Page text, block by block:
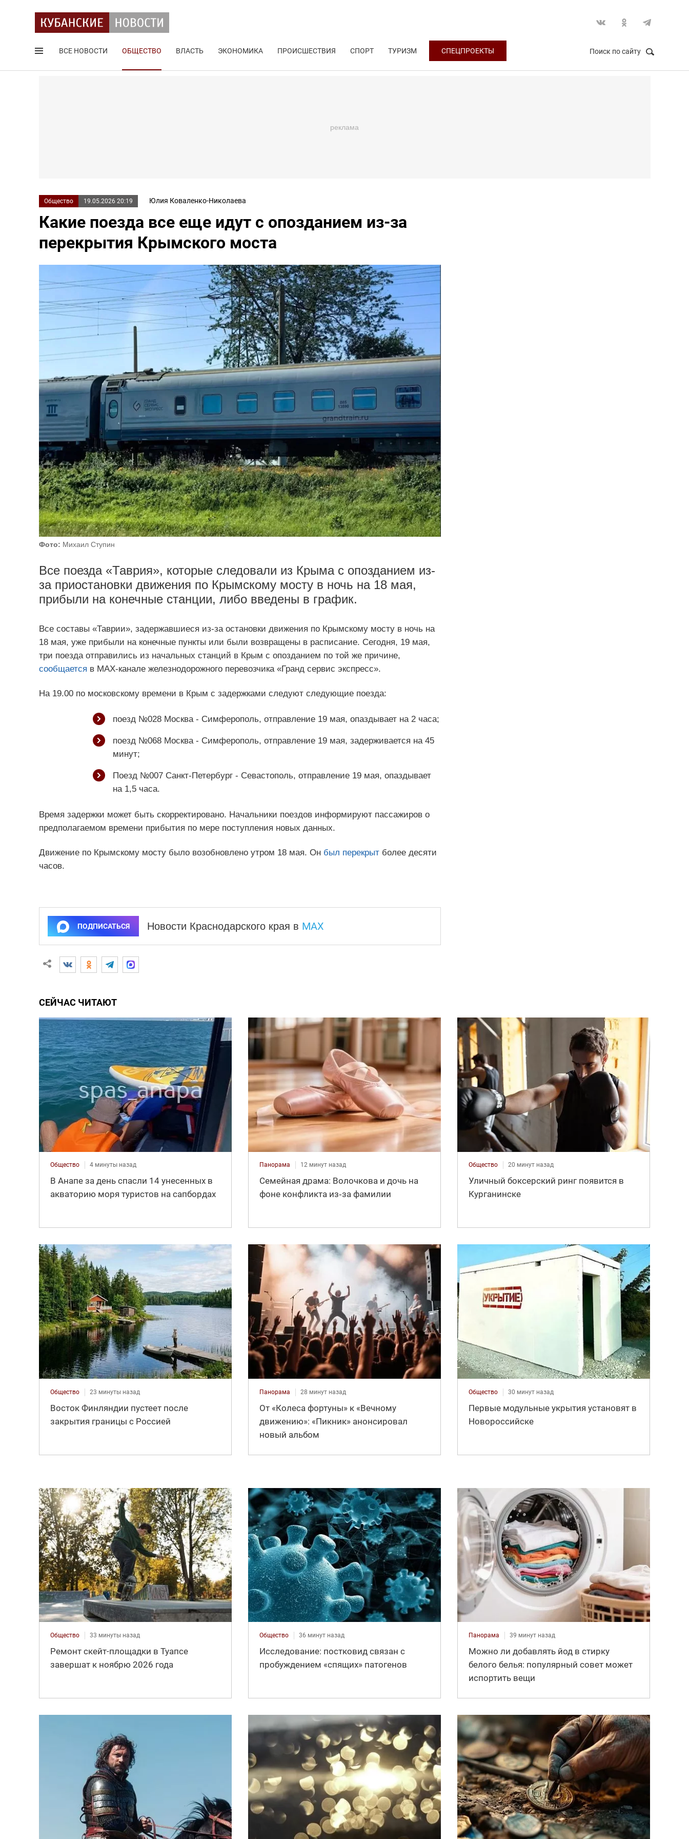
ВСЕ НОВОСТИ ОБЩЕСТВО ВЛАСТЬ ЭКОНОМИКА ПРОИСШЕСТВИЯ СПОРТ ТУРИЗМ СПЕЦПРОЕКТЫ Поиск по сайту
Общество 19.05.2026 20:19 Юлия Коваленко-Николаева
Какие поезда все еще идут с опозданием из-за
перекрытия Крымского моста
Фото: Михаил Ступин
Все поезда «Таврия», которые следовали из Крыма с опозданием из-
за приостановки движения по Крымскому мосту в ночь на 18 мая,
прибыли на конечные станции, либо введены в график.
Все составы «Таврии», задержавшиеся из-за остановки движения по Крымскому мосту в ночь на
18 мая, уже прибыли на конечные пункты или были возвращены в расписание. Сегодня, 19 мая,
три поезда отправились из начальных станций в Крым с опозданием по той же причине,
сообщается в MAX-канале железнодорожного перевозчика «Гранд сервис экспресс».
На 19.00 по московскому времени в Крым с задержками следуют следующие поезда:
поезд №028 Москва - Симферополь, отправление 19 мая, опаздывает на 2 часа;
поезд №068 Москва - Симферополь, отправление 19 мая, задерживается на 45
минут;
Поезд №007 Санкт-Петербург - Севастополь, отправление 19 мая, опаздывает
на 1,5 часа.
Время задержки может быть скорректировано. Начальники поездов информируют пассажиров о
предполагаемом времени прибытия по мере поступления новых данных.
Движение по Крымскому мосту было возобновлено утром 18 мая. Он был перекрытболее десяти
часов.
ПОДПИСАТЬСЯ Новости Краснодарского края в MAX
СЕЙЧАС ЧИТАЮТ
Общество 4 минуты назад
В Анапе за день спасли 14 унесенных в
акваторию моря туристов на сапбордах
Панорама 12 минут назад
Семейная драма: Волочкова и дочь на
фоне конфликта из‑за фамилии
Общество 20 минут назад
Уличный боксерский ринг появится в
Курганинске
Общество 23 минуты назад
Восток Финляндии пустеет после
закрытия границы с Россией
Панорама 28 минут назад
От «Колеса фортуны» к «Вечному
движению»: «Пикник» анонсировал
новый альбом
Общество 30 минут назад
Первые модульные укрытия установят в
Новороссийске
Общество 33 минуты назад
Ремонт скейт-площадки в Туапсе
завершат к ноябрю 2026 года
Общество 36 минут назад
Исследование: постковид связан с
пробуждением «спящих» патогенов
Панорама 39 минут назад
Можно ли добавлять йод в стирку
белого белья: популярный совет может
испортить вещи